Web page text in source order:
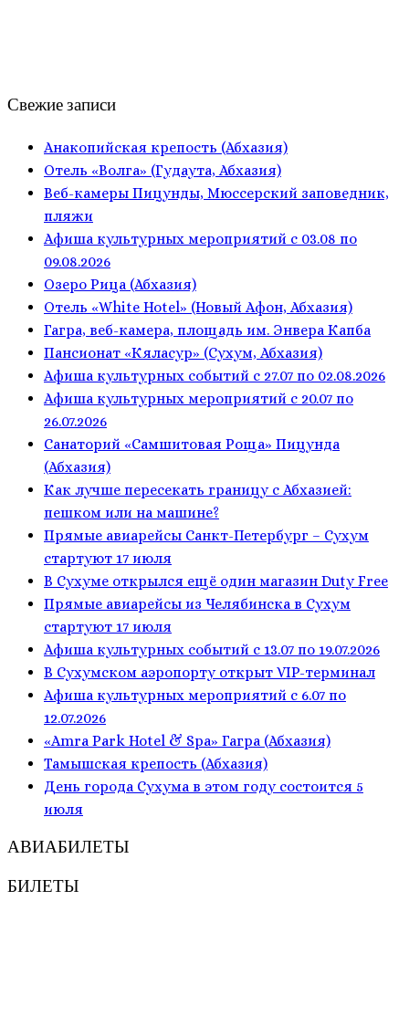
Свежие записи
Анакопийская крепость (Абхазия)
Отель «Волга» (Гудаута, Абхазия)
Веб-камеры Пицунды, Мюссерский заповедник,
пляжи
Афиша культурных мероприятий с 03.08 по
09.08.2026
Озеро Рица (Абхазия)
Отель «White Hotel» (Новый Афон, Абхазия)
Гагра, веб-камера, площадь им. Энвера Капба
Пансионат «Кяласур» (Сухум, Абхазия)
Афиша культурных событий с 27.07 по 02.08.2026
Афиша культурных мероприятий с 20.07 по
26.07.2026
Санаторий «Самшитовая Роща» Пицунда
(Абхазия)
Как лучше пересекать границу с Абхазией:
пешком или на машине?
Прямые авиарейсы Санкт-Петербург – Сухум
стартуют 17 июля
В Сухуме открылся ещё один магазин Duty Free
Прямые авиарейсы из Челябинска в Сухум
стартуют 17 июля
Афиша культурных событий с 13.07 по 19.07.2026
В Сухумском аэропорту открыт VIP-терминал
Афиша культурных мероприятий с 6.07 по
12.07.2026
«Amra Park Hotel & Spa» Гагра (Абхазия)
Тамышская крепость (Абхазия)
День города Сухума в этом году состоится 5
июля
АВИАБИЛЕТЫ
БИЛЕТЫ